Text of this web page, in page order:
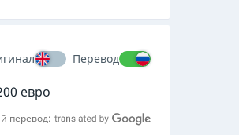
Перевод
евро
перевод: